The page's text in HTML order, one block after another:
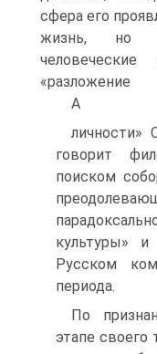
сфера его
жизнь, но и
«разложение
А
личности»
говорит
поиском
культуры»
Русском
периода.
По
этапе своего